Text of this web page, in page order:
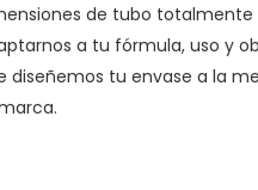
de tubo totalmente
a tu fórmula, uso y
diseñemos tu envase a la